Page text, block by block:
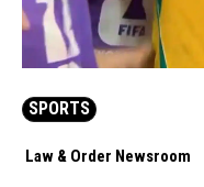
SPORTS
Law & Order Newsroom